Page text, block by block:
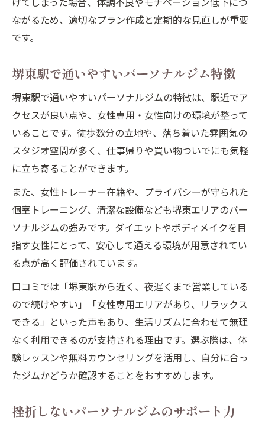
ながるため、適切なプラン作成と定期的な見直しが重要
です。
堺東駅で通いやすいパーソナルジム特徴
堺東駅で通いやすいパーソナルジムの特徴は、駅近でア
クセスが良い点や、女性専用・女性向けの環境が整って
いることです。徒歩数分の立地や、落ち着いた雰囲気の
スタジオ空間が多く、仕事帰りや買い物ついでにも気軽
に立ち寄ることができます。
また、女性トレーナー在籍や、プライバシーが守られた
個室トレーニング、清潔な設備なども堺東エリアのパー
ソナルジムの強みです。ダイエットやボディメイクを目
指す女性にとって、安心して通える環境が用意されてい
る点が高く評価されています。
口コミでは「堺東駅から近く、夜遅くまで営業している
ので続けやすい」「女性専用エリアがあり、リラックス
できる」といった声もあり、生活リズムに合わせて無理
なく利用できるのが支持される理由です。選ぶ際は、体
験レッスンや無料カウンセリングを活用し、自分に合っ
たジムかどうか確認することをおすすめします。
挫折しないパーソナルジムのサポート力